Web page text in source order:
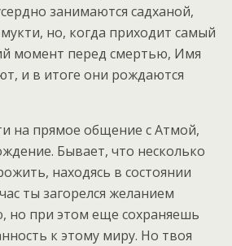
занимаются садханой,
но, когда приходит самый
момент перед смертью, Имя
и в итоге они рождаются
на прямое общение с Атмой,
Бывает, что несколько
находясь в состоянии
ты загорелся желанием
но при этом еще сохраняешь
к этому миру. Но твоя